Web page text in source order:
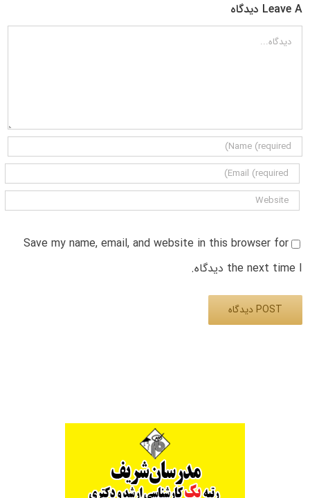
Leave A دیدگاه
دیدگاه
Save my name, email, and website in this browser for
the next time I دیدگاه.